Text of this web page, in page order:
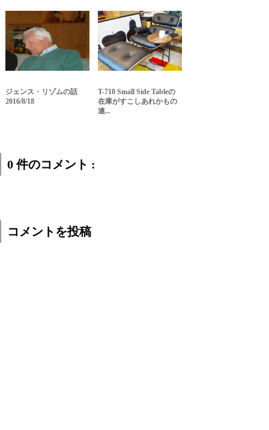
ジェンス・リゾムの話
2016/8/18
T-710 Small Side Tableの
在庫がすこしあれかもの
連...
0 件のコメント :
コメントを投稿